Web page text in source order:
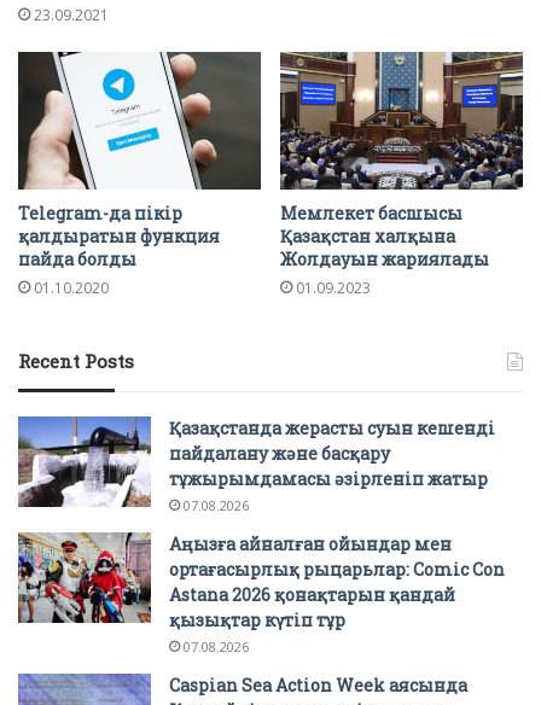
23.09.2021
Telegram-да пікір
қалдыратын функция
пайда болды
01.10.2020
Мемлекет басшысы
Қазақстан халқына
Жолдауын жариялады
01.09.2023
Recent Posts
Қазақстанда жерасты суын кешенді
пайдалану және басқару
тұжырымдамасы әзірленіп жатыр
07.08.2026
Аңызға айналған ойындар мен
ортағасырлық рыцарьлар: Comic Con
Astana 2026 қонақтарын қандай
қызықтар күтіп тұр
07.08.2026
Caspian Sea Action Week аясында